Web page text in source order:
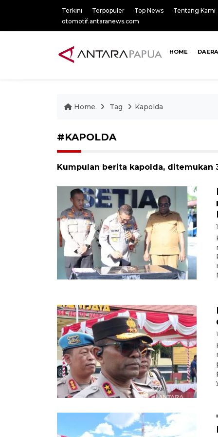
Terkini Terpopuler Top News
Tentang Kami
otomotif.antaranews.com
HOME
Home Tag Kapolda
#KAPOLDA
Kumpulan berita kapolda, ditemukan